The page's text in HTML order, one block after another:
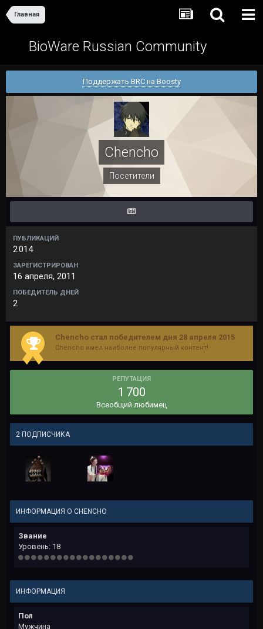
Главная
BioWare Russian Community
Поддержать BRC на Boosty
Chencho
Посетители
ПУБЛИКАЦИЙ
2 014
ЗАРЕГИСТРИРОВАН
16 апреля, 2011
ПОБЕДИТЕЛЬ ДНЕЙ
2
Chencho стал победителем дня 28 апреля 2015
Chencho имел наиболее популярный контент!
РЕПУТАЦИЯ
1 700
Всеобщий любимец
2 ПОДПИСЧИКА
ИНФОРМАЦИЯ О CHENCHO
Звание
Уровень: 18
ИНФОРМАЦИЯ
Пол
Мужчина